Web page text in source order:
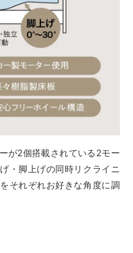
が2個搭載されている2モー
・脚上げの同時リクライニ
それぞれお好きな角度に調